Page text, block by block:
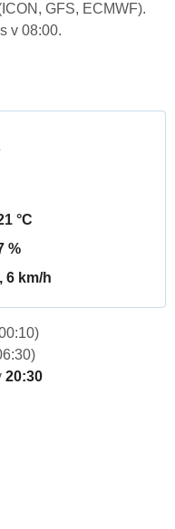
GFS, ECMWF).
v 08:00.
°C
%
6 km/h
20:30